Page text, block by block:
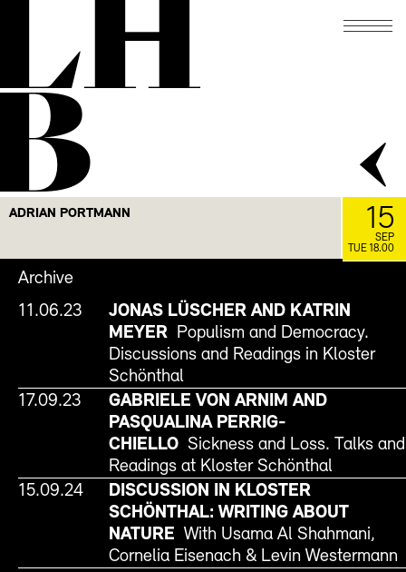
ADRIAN PORTMANN
Archive
11.06.23
JONAS LÜSCHER AND KATRIN
MEYER
Populism and Democracy.
Discussions and Readings in Kloster
Schönthal
17.09.23
GABRIELE VON ARNIM AND
PASQUALINA PERRIG-
CHIELLO Sickness and Loss. Talks and
Readings at Kloster Schönthal
15.09.24
DISCUSSION IN KLOSTER
SCHÖNTHAL: WRITING ABOUT
NATURE With Usama Al Shahmani,
Cornelia Eisenach & Levin Westermann
15
SEP
TUE 18.00